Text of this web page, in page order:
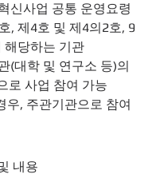
신사업 공통 운영요령
, 제4호 및 제4의2호, 9
해당하는 기관
(대학 및 연구소 등)의
로 사업 참여 가능
우, 주관기관으로 참여
내용